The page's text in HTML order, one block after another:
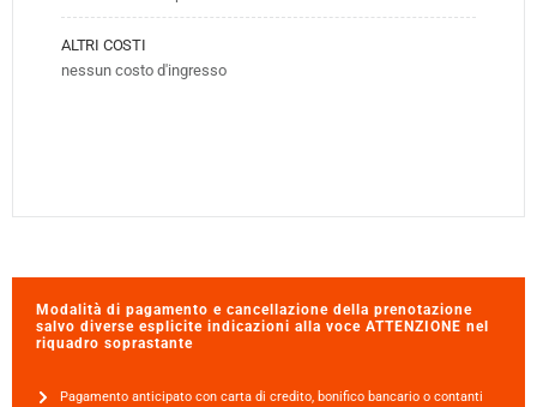
ALTRI COSTI
nessun costo d'ingresso
Modalità di pagamento e cancellazione della prenotazione
salvo diverse esplicite indicazioni alla voce ATTENZIONE nel
riquadro soprastante
Pagamento anticipato con carta di credito, bonifico bancario o contanti